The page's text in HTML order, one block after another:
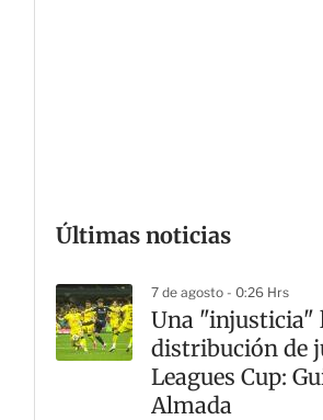
Últimas noticias
7 de agosto - 0:26 Hrs
Una "injusticia"
distribución de
Leagues Cup:
Almada